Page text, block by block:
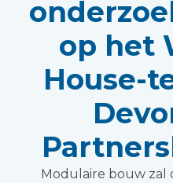
op het
House-
Modulaire bouw zal